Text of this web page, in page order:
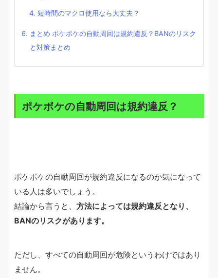
短時間のマクロ使用なら大丈夫？
まとめ ポケポケの自動周回は規約違反？BANのリスク
と対策まとめ
ポケポケの自動周回は規約違反？
ポケポケの自動周回が規約違反になるのか気になって
いる人は多いでしょう。
結論から言うと、 方法によっては規約違反となり、
BANのリスクがあります。
ただし、すべての自動周回が危険というわけではあり
ません。